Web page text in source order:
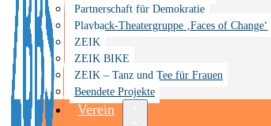
Partnerschaft für Demokratie
Playback-Theatergruppe ‚Faces of Change‘
ZEIK
ZEIK BIKE
ZEIK – Tanz und Tee für Frauen
Beendete Projekte
Verein